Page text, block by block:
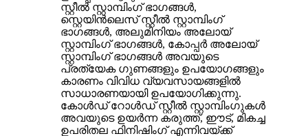
സ്റ്റീൽ സ്റ്റാമ്പിംഗ് ഭാഗങ്ങൾ,
സ്റ്റെയിൻലെസ് സ്റ്റീൽ സ്റ്റാമ്പിംഗ്
ഭാഗങ്ങൾ, അലുമിനിയം അലോയ്
സ്റ്റാമ്പിംഗ് ഭാഗങ്ങൾ, കോപ്പർ അലോയ്
സ്റ്റാമ്പിംഗ് ഭാഗങ്ങൾ അവയുടെ
പ്രത്യേക ഗുണങ്ങളും ഉപയോഗങ്ങളും
കാരണം വിവിധ വ്യവസായങ്ങളിൽ
സാധാരണയായി ഉപയോഗിക്കുന്നു.
കോൾഡ് റോൾഡ് സ്റ്റീൽ സ്റ്റാമ്പിംഗുകൾ
അവയുടെ ഉയർന്ന കരുത്ത്, ഈട്, മികച്ച
ഉപരിതല ഫിനിഷിംഗ് എന്നിവയ്ക്ക്